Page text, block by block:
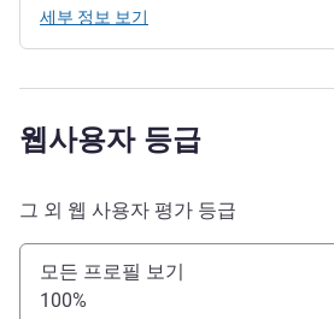
세부 정보 보기
웹사용자 등급
그 외 웹 사용자 평가 등급
모든 프로필 보기
100%